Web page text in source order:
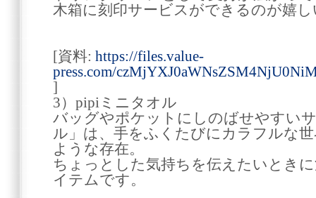
木箱に刻印サービスができるのが嬉
[資料: https://files.value-
press.com/
]
3）pipiミニタオル
バッグやポケットにしのばせやすい
ル」は、手をふくたびにカラフルな
ような存在。
ちょっとした気持ちを伝えたいとき
イテムです。